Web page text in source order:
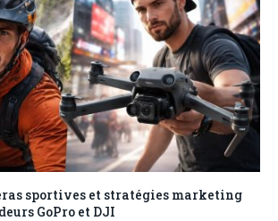
sportives et stratégies marketing
GoPro et DJI